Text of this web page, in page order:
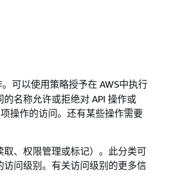
可以使用策略授予在 AWS中执行
名称允许或拒绝对 API 操作或
操作的访问。还有某些操作需要
、权限管理或标记）。此分类可
问级别。有关访问级别的更多信